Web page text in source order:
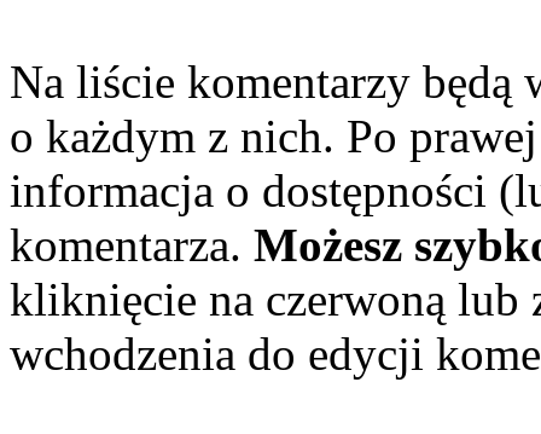
Na liście komentarzy będą
o każdym z nich. Po
informacja o dostępności
komentarza. Możesz
kliknięcie na czerwoną lub
wchodzenia do edycji